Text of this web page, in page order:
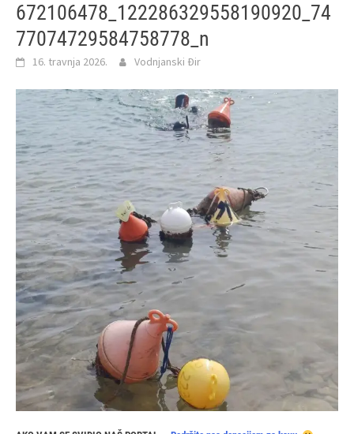
672106478_122286329558190920_74
77074729584758778_n
16. travnja 2026. Vodnjanski Đir